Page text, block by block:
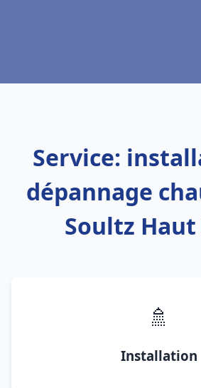
Service:
dépannage
Soultz Haut
🚿
Installation